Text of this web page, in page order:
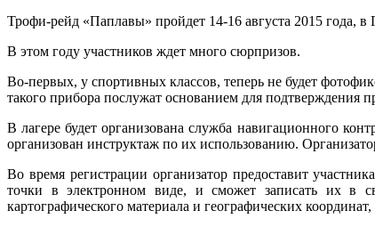
Трофи-рейд «Паплавы» пройдет 14-16 августа 2015 года, в
В этом году участников ждет много сюрпризов.
Во-первых, у спортивных классов, теперь не будет
такого прибора послужат основанием для подтверждения
В лагере будет организована служба навигационного
организован инструктаж по их использованию.
Во время регистрации организатор предоставит
точки в электронном виде, и сможет записать их в
картографического материала и географических